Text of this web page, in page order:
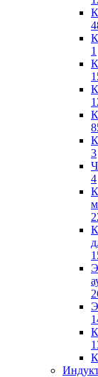
1
3
4